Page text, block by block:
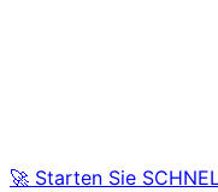
🚀 Starten Sie